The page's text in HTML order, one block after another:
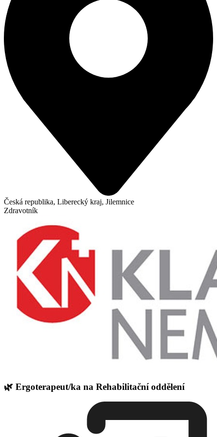
Česká republika, Liberecký kraj, Jilemnice
Zdravotník
🌿 Ergoterapeut/ka na Rehabilitační oddělení